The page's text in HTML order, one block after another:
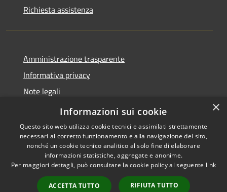
Richiesta assistenza
Amministrazione trasparente
Informativa privacy
Note legali
Dichiarazione di accessibilità
Accessibilità
Copyright © 2026 • Comune di
Cairano • Powered by
Municipium•
Accesso
×
Informazioni sui cookie
Questo sito web utilizza cookie tecnici e assimilati strettamente
necessari al corretto funzionamento e alla navigazione del sito,
nonché un cookie tecnico analitico al solo fine di elaborare
informazioni statistiche, aggregate e anonime.
Per maggiori dettagli, può consultare la cookie policy al seguente link
ACCETTA TUTTO RIFIUTA TUTTO